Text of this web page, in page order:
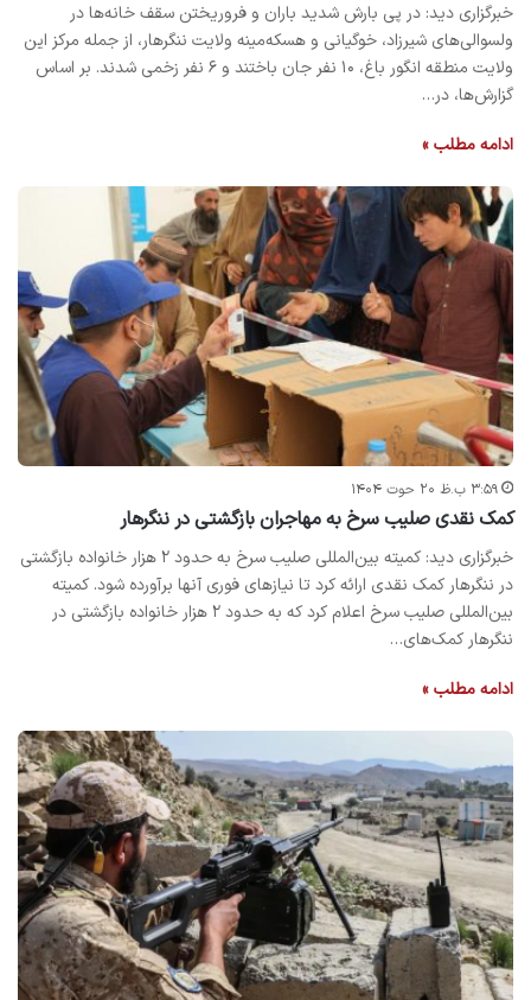
خبرگزاری دید: در پی بارش شدید باران و فروریختن سقف خانه‌ها در
ولسوالی‌های شیرزاد، خوگیانی و هسکه‌مینه ولایت ننگرهار، از جمله مرکز این
ولایت منطقه انگور باغ، ۱۰ نفر جان باختند و ۶ نفر زخمی شدند. بر اساس
گزارش‌ها، در…
ادامه مطلب »
۳:۵۹ ب.ظ ۲۰ حوت ۱۴۰۴
کمک نقدی صلیب سرخ به مهاجران بازگشتی در ننگرهار
خبرگزاری دید: کمیته بین‌المللی صلیب سرخ به حدود ۲ هزار خانواده بازگشتی
در ننگرهار کمک نقدی ارائه کرد تا نیازهای فوری آنها برآورده شود. کمیته
بین‌المللی صلیب سرخ اعلام کرد که به حدود ۲ هزار خانواده بازگشتی در
ننگرهار کمک‌های…
ادامه مطلب »